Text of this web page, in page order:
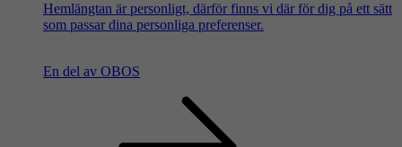
Hemlängtan är personligt, därför finns vi där för dig på ett sätt
som passar dina personliga preferenser.
En del av OBOS